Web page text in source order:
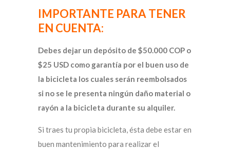
IMPORTANTE PARA TENER
EN CUENTA:
Debes dejar un depósito de $50.000 COP o
$25 USD como garantía por el buen uso de
la bicicleta los cuales serán reembolsados
si no se le presenta ningún daño material o
rayón a la bicicleta durante su alquiler.
Si traes tu propia bicicleta, ésta debe estar en
buen mantenimiento para realizar el